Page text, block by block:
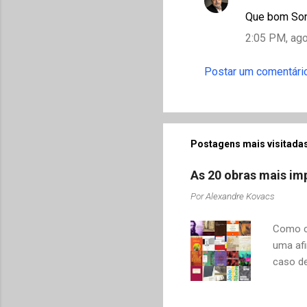
r
s
Que bom
2:05 PM,
Postar um
Postagens mais
As 20 obras mais
PorAlexandre Kovacs
Como
uma
caso
o